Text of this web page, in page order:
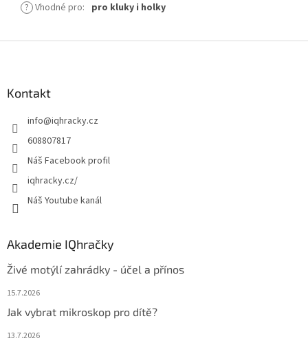
? Vhodné pro: pro kluky i holky
Kontakt
info@iqhracky.cz
608807817
Náš Facebook profil
iqhracky.cz/
Náš Youtube kanál
Akademie IQhračky
Živé motýlí zahrádky - účel a přínos
15.7.2026
Jak vybrat mikroskop pro dítě?
13.7.2026